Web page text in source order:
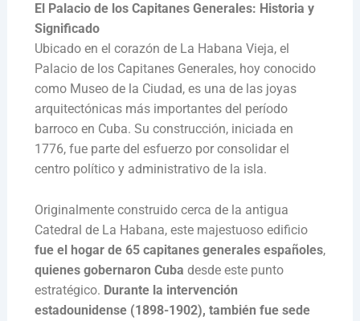
El Palacio de los Capitanes Generales: Historia y
Significado
Ubicado en el corazón de La Habana Vieja, el
Palacio de los Capitanes Generales, hoy conocido
como Museo de la Ciudad, es una de las joyas
arquitectónicas más importantes del período
barroco en Cuba. Su construcción, iniciada en
1776, fue parte del esfuerzo por consolidar el
centro político y administrativo de la isla.
Originalmente construido cerca de la antigua
Catedral de La Habana, este majestuoso edificio
fue el hogar de 65 capitanes generales españoles,
quienes gobernaron Cuba desde este punto
estratégico. Durante la intervención
estadounidense (1898-1902), también fue sede